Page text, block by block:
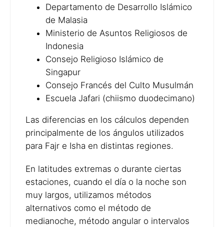
Departamento de Desarrollo Islámico
de Malasia
Ministerio de Asuntos Religiosos de
Indonesia
Consejo Religioso Islámico de
Singapur
Consejo Francés del Culto Musulmán
Escuela Jafari (chiismo duodecimano)
Las diferencias en los cálculos dependen
principalmente de los ángulos utilizados
para Fajr e Isha en distintas regiones.
En latitudes extremas o durante ciertas
estaciones, cuando el día o la noche son
muy largos, utilizamos métodos
alternativos como el método de
medianoche, método angular o intervalos